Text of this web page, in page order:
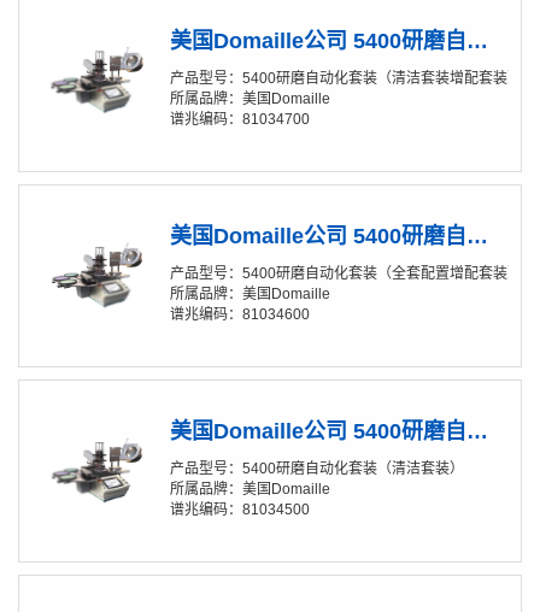
美国Domaille公司 5400研磨自动化套装（清洁套装增配套装）
产品型号：5400研磨自动化套装（清洁套装增配套装）
所属品牌：美国Domaille
谱兆编码：81034700
美国Domaille公司 5400研磨自动化套装（全套配置增配套装）
产品型号：5400研磨自动化套装（全套配置增配套装）
所属品牌：美国Domaille
谱兆编码：81034600
美国Domaille公司 5400研磨自动化套装（清洁套装）
产品型号：5400研磨自动化套装（清洁套装）
所属品牌：美国Domaille
谱兆编码：81034500